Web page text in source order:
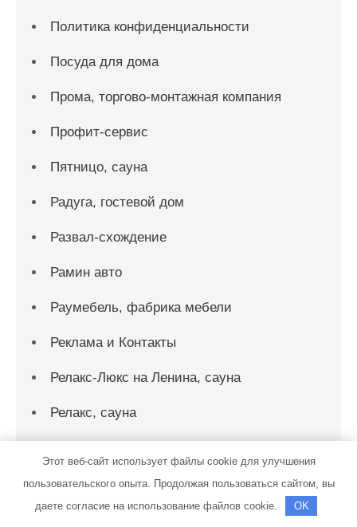
Политика конфиденциальности
Посуда для дома
Прома, торгово-монтажная компания
Профит-сервис
Пятницо, сауна
Радуга, гостевой дом
Развал-схождение
Рамин авто
Раумебель, фабрика мебели
Реклама и Контакты
Релакс-Люкс на Ленина, сауна
Релакс, сауна
Родники, автомойка
Этот веб-сайт использует файлы cookie для улучшения
пользовательского опыта. Продолжая пользоваться сайтом, вы
даете согласие на использование файлов cookie.
OK